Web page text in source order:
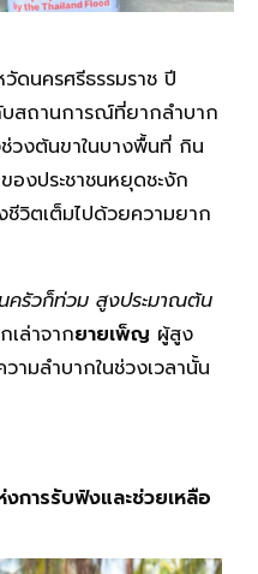
ดนครศรีธรรมราช ปี
สถานการณ์ที่ยากลำบาก
วงต้นขาในบางพื้นที่ กิน
องประชาชนหยุดชะงัก
ชีวิตเต็มไปด้วยความยาก
นครัวก็ท่วม สูงประมาณต้น
ล่าจากยายเพ็ญ ผู้สูง
มลำบากในช่วงเวลานั้น
การรับฟังและช่วยเหลือ